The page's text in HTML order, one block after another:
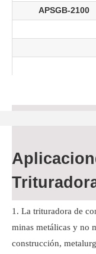
APSGB-2100
La trituradora de
minas metálicas y no
construcción,